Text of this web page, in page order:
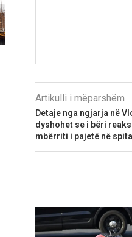
Artikulli i mëparshëm
Detaje nga ngjarja në
dyshohet se i bëri
mbërriti i pajetë në